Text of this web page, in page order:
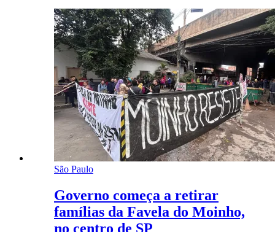
São Paulo
Governo começa a retirar
famílias da Favela do Moinho,
no centro de SP